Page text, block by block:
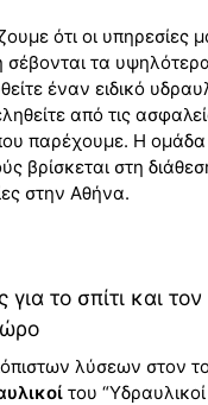
ότι οι υπηρεσίες
τα
έναν ειδικό
από τις
παρέχουμε. Η
βρίσκεται στη
στην Αθήνα.
για το σπίτι και τον
λύσεων στον
του